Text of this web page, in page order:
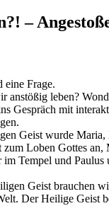
–
eine Frage.
anstößig leben?
Gespräch mit
Geist wurde Maria,
Loben Gottes an,
Tempel und Paulus
Geist brauchen
Der Heilige Geist